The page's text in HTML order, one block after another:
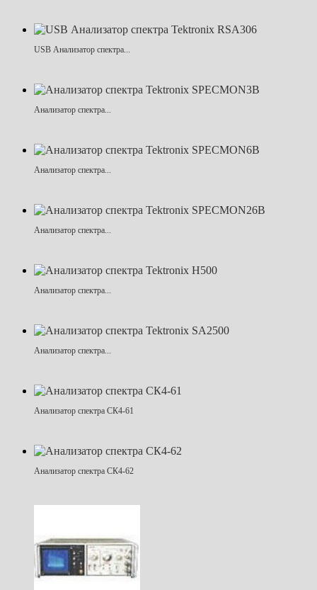
USB Анализатор спектра...
Анализатор спектра...
Анализатор спектра...
Анализатор спектра...
Анализатор спектра...
Анализатор спектра...
Анализатор спектра СК4-61
Анализатор спектра СК4-62